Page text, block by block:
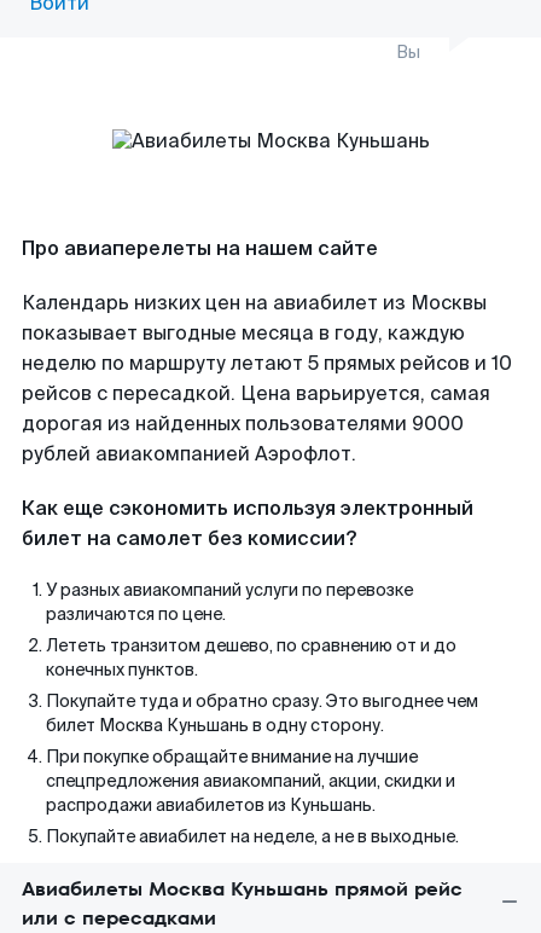
Вы
Про авиаперелеты на нашем сайте
Календарь низких цен на авиабилет из Москвы
показывает выгодные месяца в году, каждую
неделю по маршруту летают 5 прямых рейсов и 10
рейсов с пересадкой. Цена варьируется, самая
дорогая из найденных пользователями 9000
рублей авиакомпанией Аэрофлот.
Как еще сэкономить используя электронный
билет на самолет без комиссии?
У разных авиакомпаний услуги по перевозке
различаются по цене.
Лететь транзитом дешево, по сравнению от и до
конечных пунктов.
Покупайте туда и обратно сразу. Это выгоднее чем
билет Москва Куньшань в одну сторону.
При покупке обращайте внимание на лучшие
спецпредложения авиакомпаний, акции, скидки и
распродажи авиабилетов из Куньшань.
Покупайте авиабилет на неделе, а не в выходные.
Авиабилеты Москва Куньшань прямой рейс
или с пересадками